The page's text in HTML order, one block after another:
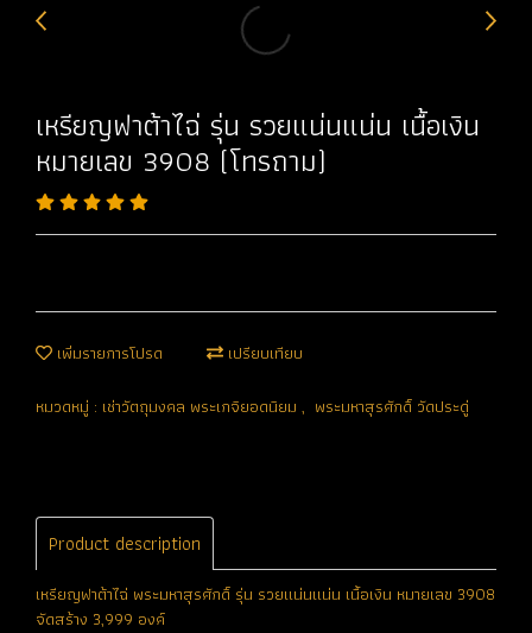
เหรียญฟาต้าไฉ่ รุ่น รวยแน่นแน่น เนื้อเงิน
หมายเลข 3908 (โทรถาม)
เพิ่มรายการโปรด เปรียบเทียบ
หมวดหมู่ : เช่าวัตถุมงคล พระเกจิยอดนิยม , พระมหาสุรศักดิ์ วัดประดู่
Product description
เหรียญฟาต้าไฉ่ พระมหาสุรศักดิ์ รุ่น รวยแน่นแน่น เนื้อเงิน หมายเลข 3908
จัดสร้าง 3,999 องค์